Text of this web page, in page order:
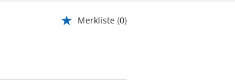
Merkliste (0)